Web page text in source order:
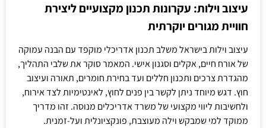
עיצוב וילות: עקרונות תכנון מקצועיים ליצירת
חוויית מגורים יוקרתית
עיצוב וילות בישראל משלב תכנון אדריכלי מוקפד עם הבנה עמוקה
של אורח חיים, אקלים וסגנון אישי. המאמר סוקר את שלבי התהליך,
מהגדרת צרכים ותכנון חללים ועד בחירת חומרים, תאורה ועיצוב
חוץ. דגש מיוחד ניתן לקשר בין פנים לחוץ, לאינטימיות לצד אירוח,
ולחשיבות ליווי מקצועי של משרד אדריכלים מנוסה. זהו מדריך
ממוקד למי שמבקש וילה מעוצבת, פונקציונלית ועל-זמנית.